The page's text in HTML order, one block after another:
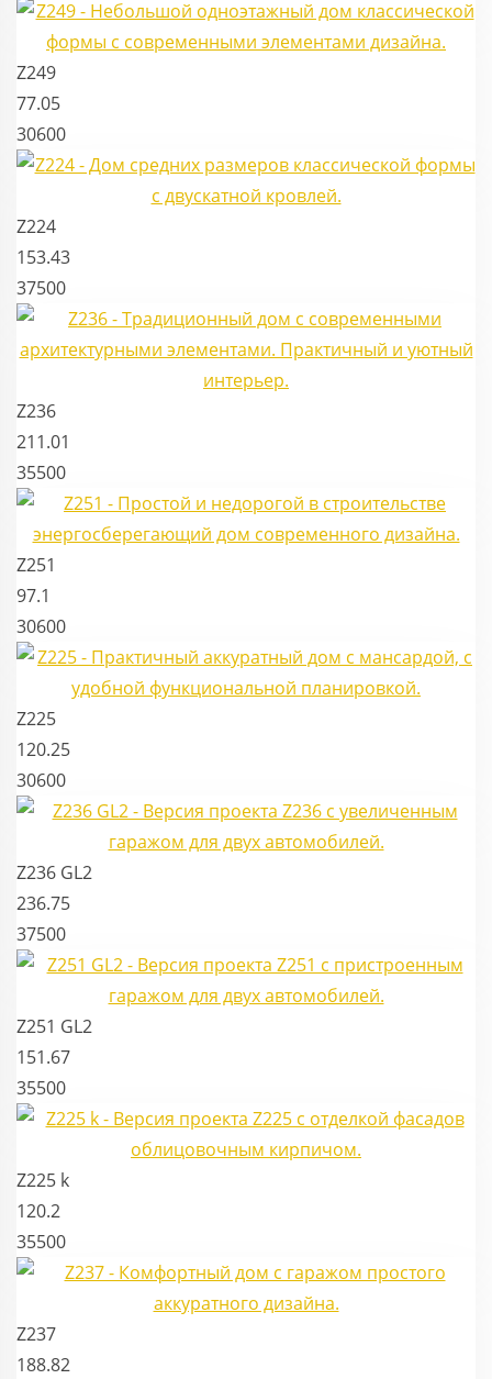
Z249
77.05
30600
Z224
153.43
37500
Z236
211.01
35500
Z251
97.1
30600
Z225
120.25
30600
Z236 GL2
236.75
37500
Z251 GL2
151.67
35500
Z225 k
120.2
35500
Z237
188.82